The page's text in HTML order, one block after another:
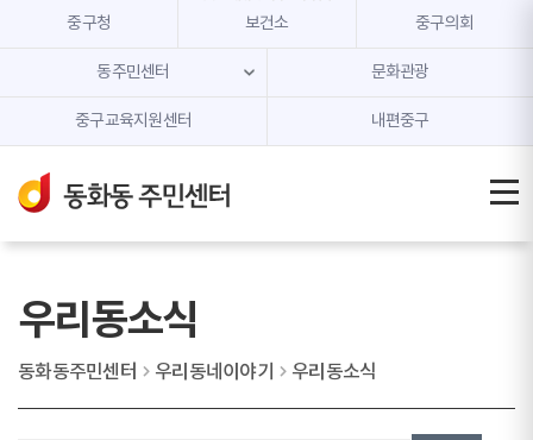
본문 내용 바로가기
주메뉴 바로가기
중구청 보건소 중구의회
동주민센터 문화관광
중구교육지원센터 내편중구
우리동소식
동화동주민센터 우리동네이야기 우리동소식